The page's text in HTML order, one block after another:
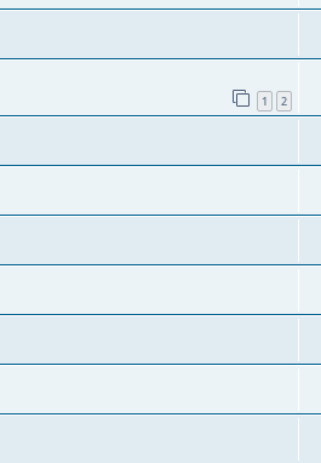
1 2